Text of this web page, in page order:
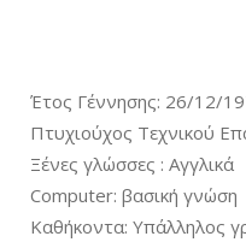
Έτος Γέννησης: 26/12/
Πτυχιούχος Τεχνικού
Ξένες γλώσσες : Αγγλικά
Computer: βασική γνώση
Καθήκοντα: Υπάλληλος